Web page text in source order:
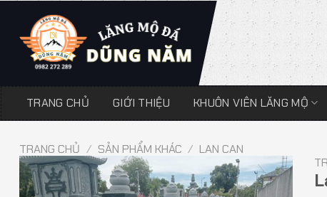
TRANG CHỦ GIỚI THIỆU KHUÔN VIÊN LĂNG MỘ
TRANG CHỦ / SẢN PHẨM KHÁC / LAN CAN